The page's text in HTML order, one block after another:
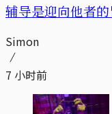
辅导是迎向他者
Simon
7 小时前